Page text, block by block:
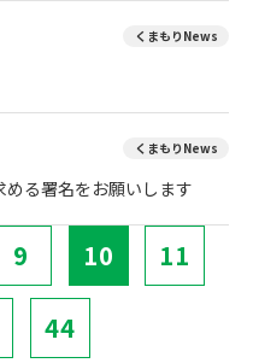
くまもりNews
くまもりNews
る署名をお願いします
9 10 11
44